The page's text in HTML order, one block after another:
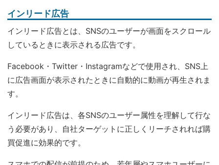
インリード広告
インリード広告とは、SNSのユーザーが画面をスクロール
しているときに表示される広告です。
Facebook・Twitter・Instagramなどで使用され、SNS上
に広告画面が表示されたときに自動的に動画が再生されま
す。
インリード広告は、各SNSのユーザー属性を理解して行な
う必要があり、自社ターゲットに正しくリーチされれば購
買促進に効果的です。